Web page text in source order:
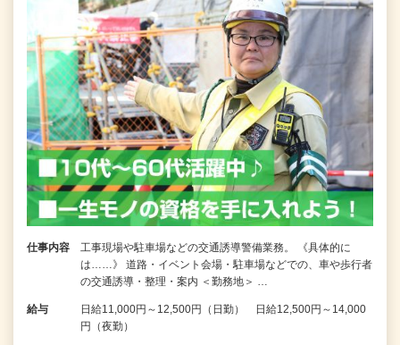
仕事内容
工事現場や駐車場などの交通誘導警備業務。 《具体的に
は……》 道路・イベント会場・駐車場などでの、車や歩行者
の交通誘導・整理・案内 ＜勤務地＞ …
給与
日給11,000円～12,500円（日勤） 日給12,500円～14,000
円（夜勤）